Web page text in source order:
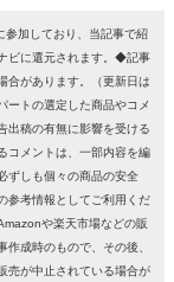
加しており、当記事で紹
ビに還元されます。◆記事
合があります。（更新日は
ートの選定した商品やコメ
出稿の有無に影響を受ける
コメントは、一部内容を編
ずしも個々の商品の安全
参考情報としてご利用くだ
や楽天市場などの販
成時のもので、その後、
売が中止されている場合が